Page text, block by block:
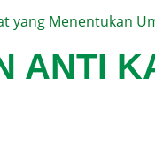
yang Menentukan
ANTI